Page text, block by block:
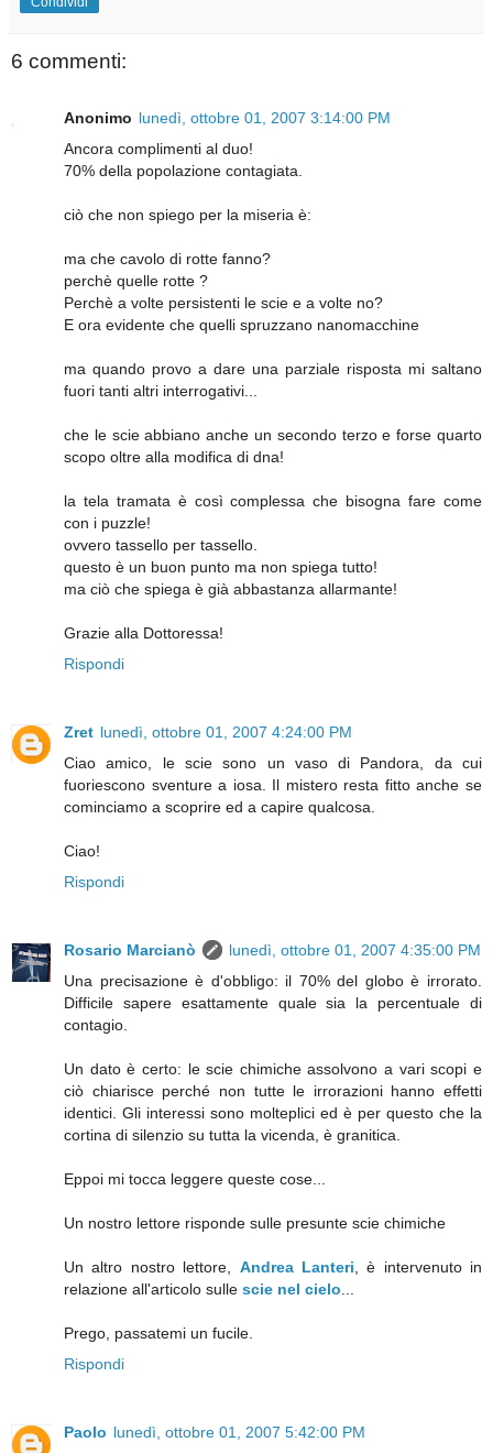
6 commenti:
Anonimo lunedì, ottobre 01, 2007 3:14:00 PM
Ancora complimenti al duo!
70% della popolazione contagiata.
ciò che non spiego per la miseria è:
ma che cavolo di rotte fanno?
perchè quelle rotte ?
Perchè a volte persistenti le scie e a volte no?
E ora evidente che quelli spruzzano nanomacchine
ma quando provo a dare una parziale risposta mi saltano
fuori tanti altri interrogativi...
che le scie abbiano anche un secondo terzo e forse quarto
scopo oltre alla modifica di dna!
la tela tramata è così complessa che bisogna fare come
con i puzzle!
ovvero tassello per tassello.
questo è un buon punto ma non spiega tutto!
ma ciò che spiega è già abbastanza allarmante!
Grazie alla Dottoressa!
Rispondi
Zret lunedì, ottobre 01, 2007 4:24:00 PM
Ciao amico, le scie sono un vaso di Pandora, da cui
fuoriescono sventure a iosa. Il mistero resta fitto anche se
cominciamo a scoprire ed a capire qualcosa.
Ciao!
Rispondi
Rosario Marcianò
lunedì, ottobre 01, 2007 4:35:00 PM
Una precisazione è d'obbligo: il 70% del globo è irrorato.
Difficile sapere esattamente quale sia la percentuale di
contagio.
Un dato è certo: le scie chimiche assolvono a vari scopi e
ciò chiarisce perché non tutte le irrorazioni hanno effetti
identici. Gli interessi sono molteplici ed è per questo che la
cortina di silenzio su tutta la vicenda, è granitica.
Eppoi mi tocca leggere queste cose...
Un nostro lettore risponde sulle presunte scie chimiche
Un altro nostro lettore, Andrea Lanteri , è intervenuto in
relazione all'articolo sulle scie nel cielo
Prego, passatemi un fucile.
Rispondi
Paolo lunedì, ottobre 01, 2007 5:42:00 PM